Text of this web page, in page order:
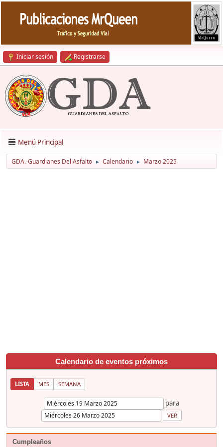
Iniciar sesión Registrarse
Menú Principal
GDA.-Guardianes Del Asfalto ► Calendario ► Marzo 2025
Calendario de eventos próximos
LISTA MES SEMANA
para
Cumpleaños